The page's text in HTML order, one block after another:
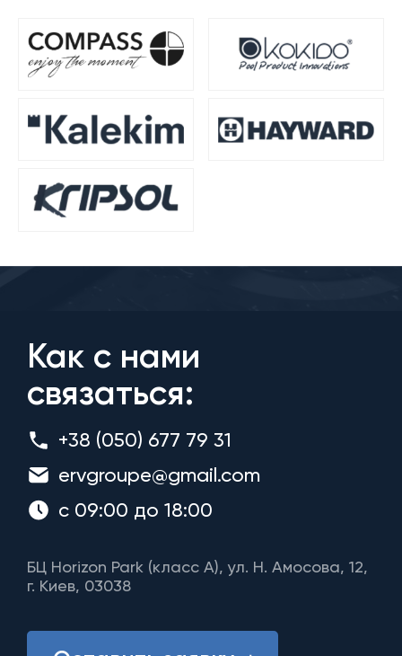
Как с нами
связаться:
+38 (050) 677 79 31
ervgroupe@gmail.com
с 09:00 до 18:00
БЦ Horizon Park (класс A), ул. Н. Амосова, 12,
г. Киев, 03038